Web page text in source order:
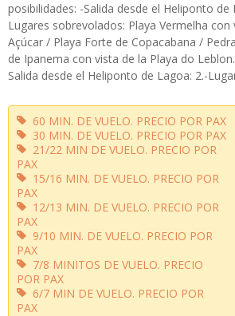
posibilidades: -Salida desde el Heliponto de
Lugares sobrevolados: Playa Vermelha con
Açúcar / Playa Forte de Copacabana /
de Ipanema con vista de la Playa do
Salida desde el Heliponto de Lagoa: 2.-
60 MIN. DE VUELO. PRECIO POR PAX
30 MIN. DE VUELO. PRECIO POR PAX
21/22 MIN DE VUELO. PRECIO POR
PAX
15/16 MIN. DE VUELO. PRECIO POR
PAX
12/13 MIN. DE VUELO. PRECIO POR
PAX
9/10 MIN. DE VUELO. PRECIO POR
PAX
7/8 MINITOS DE VUELO. PRECIO
POR PAX
6/7 MIN DE VUELO. PRECIO POR
PAX